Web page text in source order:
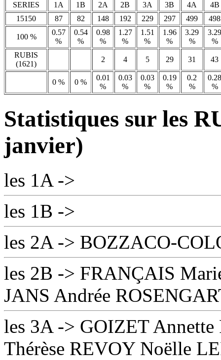
SERIES 1A 1B 2A 2B 3A 3B 4A
4B
15150
87 82 148 192 229 297 499 498
100 %
0.57
%
0.54
%
0.98
%
1.27
%
1.51
%
1.96
%
3.29
%
3.29
%
RUBIS
(1621)
2 4 5 29 31 43
0 % 0 %
0.01
%
0.03
%
0.03
%
0.19
%
0.2
%
0.28
%
Statistiques sur les
janvier)
les 1A ->
les 1B ->
les 2A -> BOZZACO-
les 2B -> FRANÇAIS
JANS Andrée
les 3A -> GOIZET
Thérèse REVOY Noëlle